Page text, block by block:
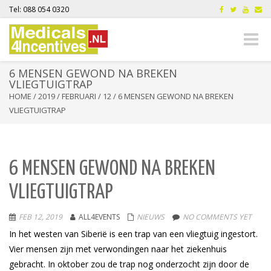
Tel: 088 054 0320
Toggle
6 MENSEN GEWOND NA BREKEN
VLIEGTUIGTRAP
HOME /2019/ FEBRUARI / 12/ 6 MENSEN GEWOND NA BREKEN
VLIEGTUIGTRAP
6 MENSEN GEWOND NA BREKEN
VLIEGTUIGTRAP
FEB 12, 2019 ALL4EVENTS NIEUWS NO COMMENTS YET
In het westen van Siberië is een trap van een vliegtuig ingestort.
Vier mensen zijn met verwondingen naar het ziekenhuis
gebracht. In oktober zou de trap nog onderzocht zijn door de